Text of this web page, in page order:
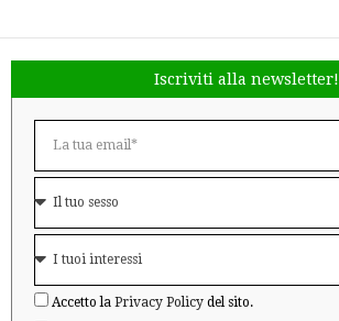
Iscriviti alla newsletter!
Accetto la Privacy Policy del sito.